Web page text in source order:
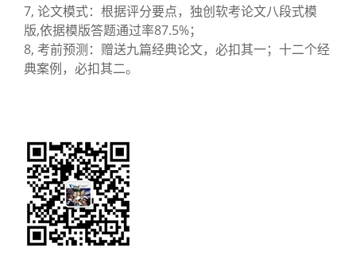
7, 论文模式：根据评分要点，独创软考论文八段式模
版,依据模版答题通过率87.5%；
8, 考前预测：赠送九篇经典论文，必扣其一；十二个经
典案例，必扣其二。